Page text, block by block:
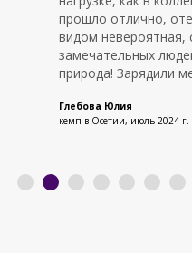
отлично, отель супер,
невероятная, столько
людей и,
Зарядили меня
в Осетии, июль 2024 г.